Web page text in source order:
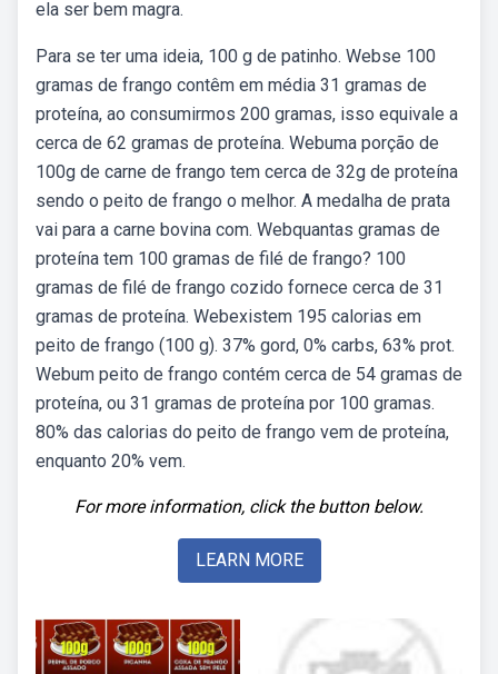
ela ser bem magra.
Para se ter uma ideia, 100 g de patinho. Webse 100
gramas de frango contêm em média 31 gramas de
proteína, ao consumirmos 200 gramas, isso equivale a
cerca de 62 gramas de proteína. Webuma porção de
100g de carne de frango tem cerca de 32g de proteína
sendo o peito de frango o melhor. A medalha de prata
vai para a carne bovina com. Webquantas gramas de
proteína tem 100 gramas de filé de frango? 100
gramas de filé de frango cozido fornece cerca de 31
gramas de proteína. Webexistem 195 calorias em
peito de frango (100 g). 37% gord, 0% carbs, 63% prot.
Webum peito de frango contém cerca de 54 gramas de
proteína, ou 31 gramas de proteína por 100 gramas.
80% das calorias do peito de frango vem de proteína,
enquanto 20% vem.
For more information, click the button below.
LEARN MORE